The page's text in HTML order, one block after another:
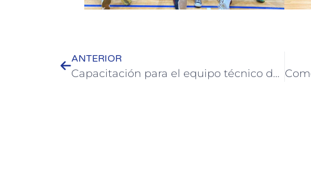
ANTERIOR
Capacitación para el equipo técnico del Área de Niñez, Adolescencia y Familia